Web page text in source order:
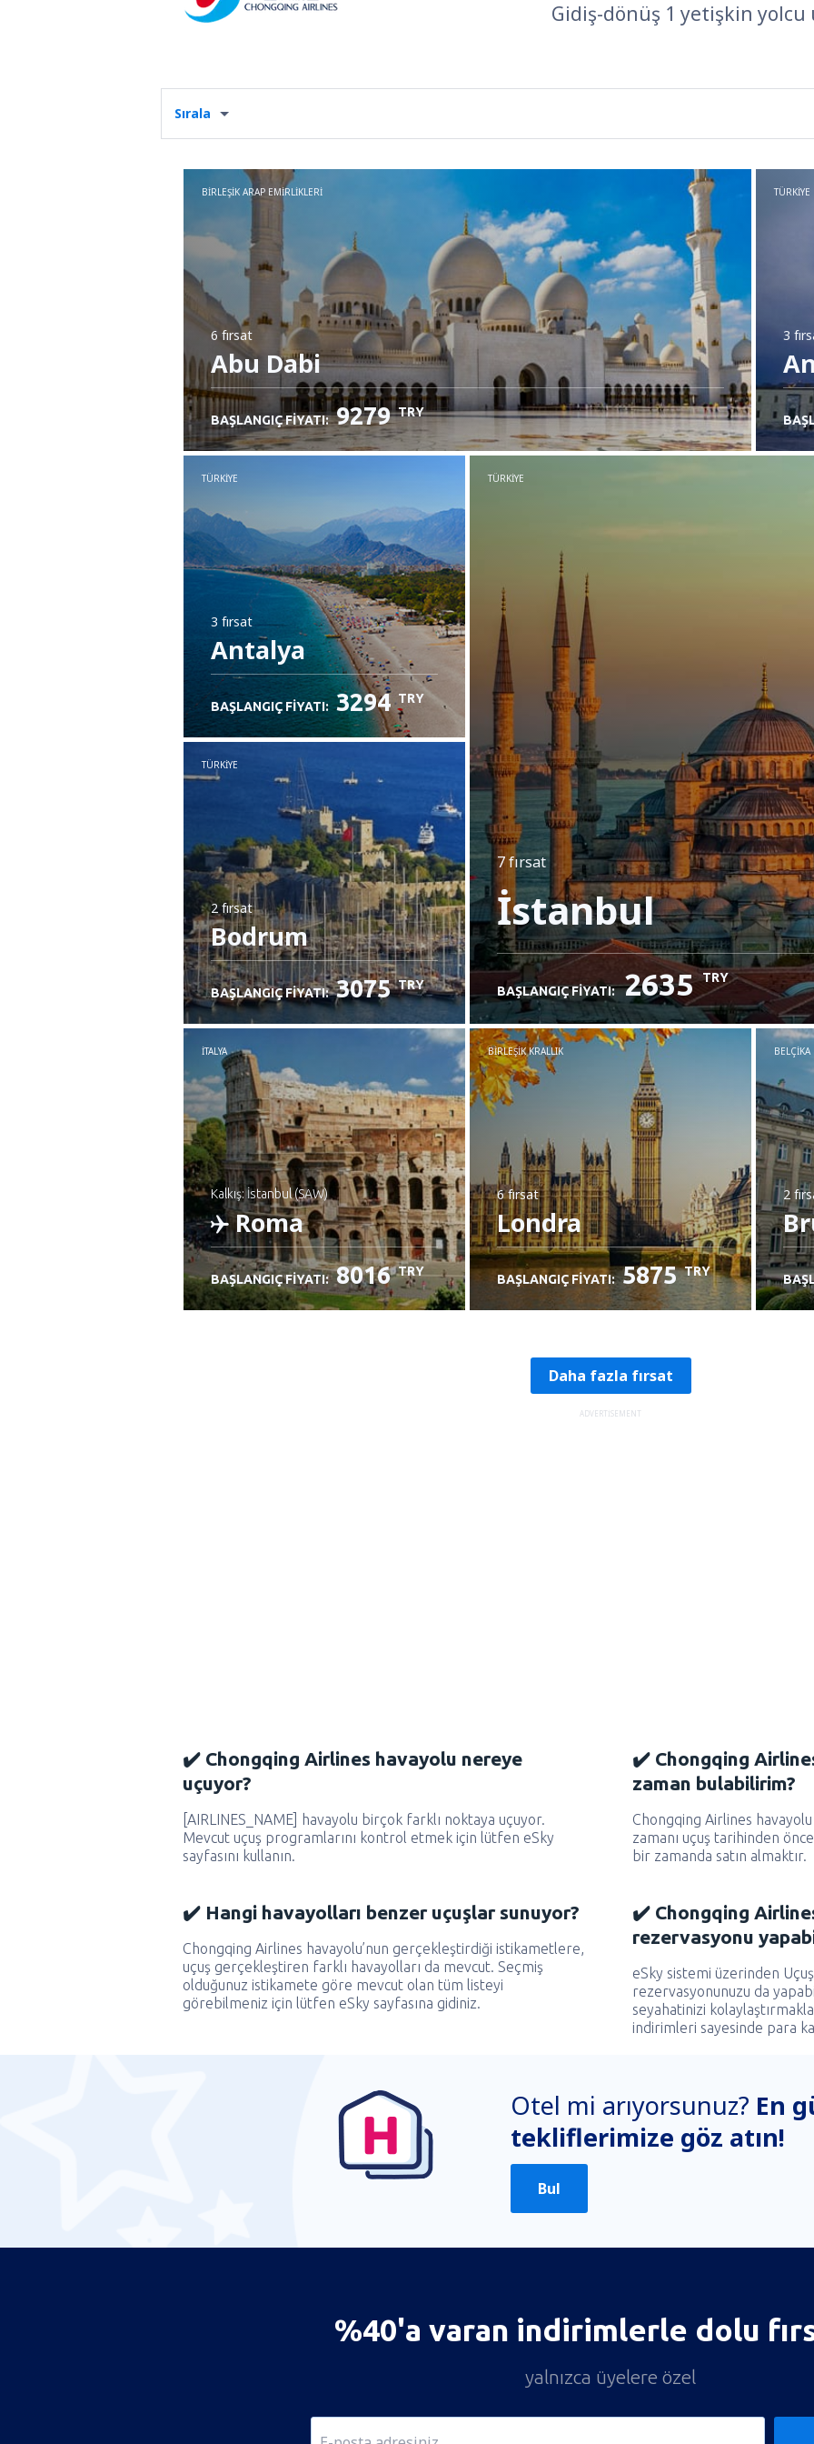
Gidiş-dönüş 1 yetişkin
Sırala
BIRLEŞIK ARAP EMIRLIKLERI
6 fırsat
Abu Dabi
BAŞLANGIÇ FIYATI: 9279 TRY
TÜRKIYE
3
TÜRKIYE
3 fırsat
Antalya
BAŞLANGIÇ FIYATI: 3294 TRY
TÜRKIYE
7 fırsat
İstanbul
BAŞLANGIÇ FIYATI: 2635 TRY
TÜRKIYE
2 fırsat
Bodrum
BAŞLANGIÇ FIYATI: 3075 TRY
İTALYA
Kalkış: İstanbul (SAW)
Roma
BAŞLANGIÇ FIYATI: 8016 TRY
BIRLEŞIK KRALLIK
6 fırsat
Londra
BAŞLANGIÇ FIYATI: 5875 TRY
BELÇIKA
2
Daha fazla fırsat
ADVERTISEMENT
✔️ Chongqing Airlines havayolu nereye
uçuyor?
[AIRLINES_NAME] havayolu birçok farklı noktaya uçuyor.
Mevcut uçuş programlarını kontrol etmek için lütfen eSky
sayfasını kullanın.
✔️ Chongqing
zaman bulabilirim?
Chongqing Airlines
zamanı uçuş tarihinden
bir zamanda satın almaktır.
✔️ Hangi havayolları benzer uçuşlar sunuyor?
Chongqing Airlines havayolu’nun gerçekleştirdiği istikametlere,
uçuş gerçekleştiren farklı havayolları da mevcut. Seçmiş
olduğunuz istikamete göre mevcut olan tüm listeyi
görebilmeniz için lütfen eSky sayfasına gidiniz.
✔️ Chongqing
rezervasyonu
eSky sistemi üzerinden
rezervasyonunuzu da
seyahatinizi
indirimleri sayesinde para
Otel mi arıyorsunuz? En
tekliflerimize göz atın!
Bul
%40'a varan indirimlerle dolu
yalnızca üyelere özel